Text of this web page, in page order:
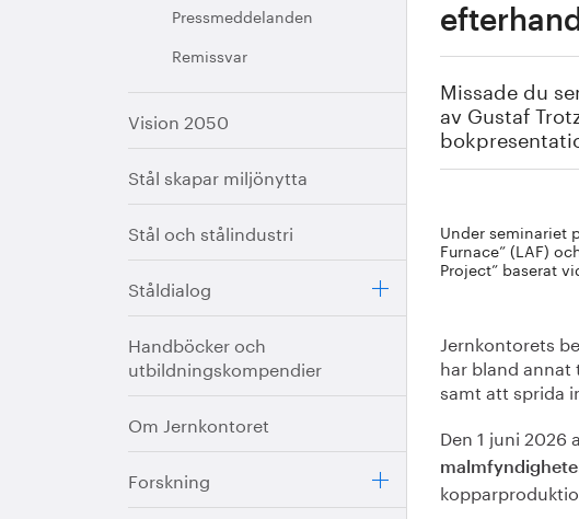
Pressmeddelanden
Remissvar
Vision 2050
Stål skapar miljönytta
Stål och stålindustri
Ståldialog
Handböcker och
utbildningskompendier
Om Jernkontoret
Forskning
efterhand
Missade du
av Gustaf
Under seminariet
Furnace” (LAF)
Project” baserat
Jernkontorets
har bland
samt att sprida
Den 1 juni